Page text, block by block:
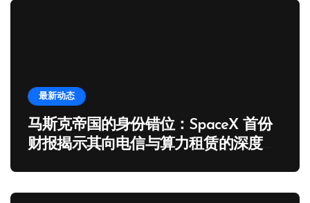
最新动态
马斯克帝国的身份错位：SpaceX 首份
财报揭示其向电信与算力租赁的深度转